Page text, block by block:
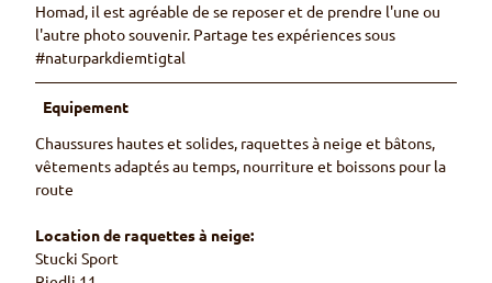
Homad, il est agréable de se reposer et de prendre l'une ou
l'autre photo souvenir. Partage tes expériences sous
#naturparkdiemtigtal
Equipement
Chaussures hautes et solides, raquettes à neige et bâtons,
vêtements adaptés au temps, nourriture et boissons pour la
route
Location de raquettes à neige:
Stucki Sport